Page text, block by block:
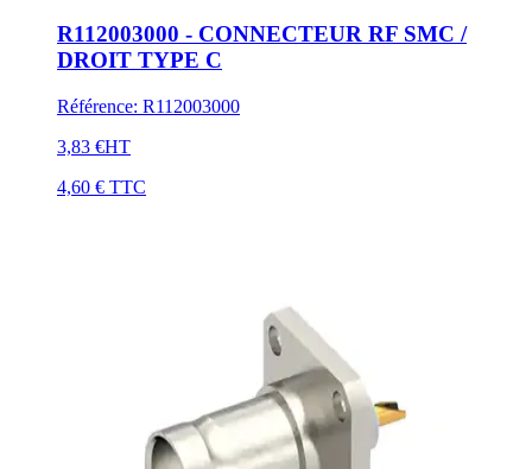
R112003000 - CONNECTEUR RF SMC /
DROIT TYPE C
Référence: R112003000
3,83 €HT
4,60 € TTC